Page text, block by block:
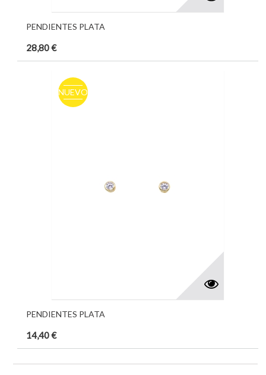
PENDIENTES PLATA
28,80 €
NUEVO
PENDIENTES PLATA
14,40 €